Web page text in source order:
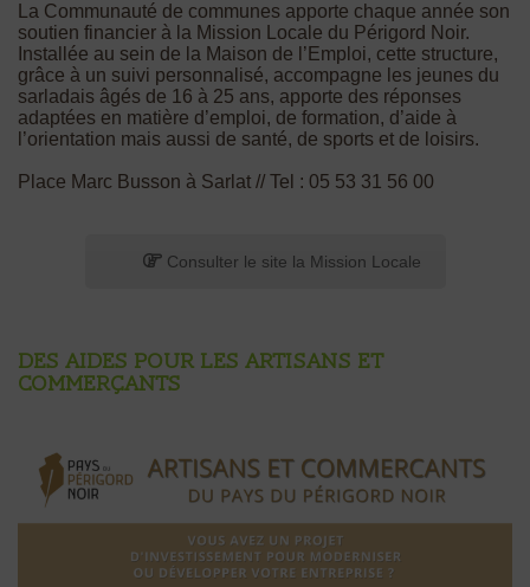
La Communauté de communes apporte chaque année son
soutien financier à la Mission Locale du Périgord Noir.
Installée au sein de la Maison de l’Emploi, cette structure,
grâce à un suivi personnalisé, accompagne les jeunes du
sarladais âgés de 16 à 25 ans, apporte des réponses
adaptées en matière d’emploi, de formation, d’aide à
l’orientation mais aussi de santé, de sports et de loisirs.
Place Marc Busson à Sarlat // Tel : 05 53 31 56 00
Consulter le site la Mission Locale
Des aides pour les artisans et
commerçants